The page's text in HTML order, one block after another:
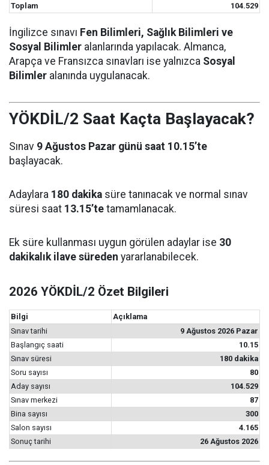
Toplam
104.529
İngilizce sınavı Fen Bilimleri, Sağlık Bilimleri ve
Sosyal Bilimler alanlarında yapılacak. Almanca,
Arapça ve Fransızca sınavları ise yalnızca Sosyal
Bilimler alanında uygulanacak.
YÖKDİL/2 Saat Kaçta Başlayacak?
Sınav 9 Ağustos Pazar günü saat 10.15’te
başlayacak.
Adaylara 180 dakika süre tanınacak ve normal sınav
süresi saat 13.15’te tamamlanacak.
Ek süre kullanması uygun görülen adaylar ise 30
dakikalık ilave süreden yararlanabilecek.
2026 YÖKDİL/2 Özet Bilgileri
Bilgi
Açıklama
Sınav tarihi
9 Ağustos 2026 Pazar
Başlangıç saati
10.15
Sınav süresi
180 dakika
Soru sayısı
80
Aday sayısı
104.529
Sınav merkezi
87
Bina sayısı
300
Salon sayısı
4.165
Sonuç tarihi
26 Ağustos 2026